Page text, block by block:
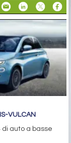
VULCAN
di auto a basse